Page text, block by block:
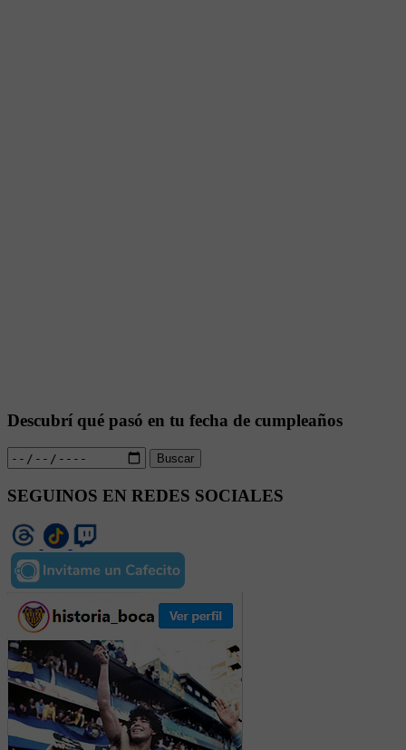
Descubrí qué pasó en tu fecha de cumpleaños
Buscar
SEGUINOS EN REDES SOCIALES